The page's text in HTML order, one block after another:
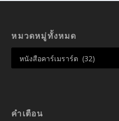
หมวดหมู่ทั้งหมด
คำเตือน